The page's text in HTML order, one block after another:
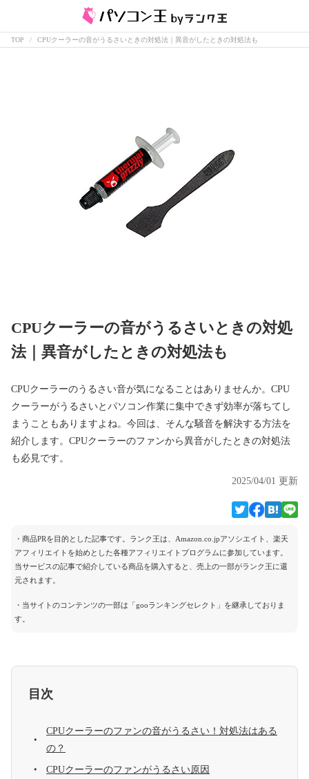
TOP CPUクーラーの音がうるさいときの対処法｜異音がしたときの対処法も
CPUクーラーの音がうるさいときの対処
法｜異音がしたときの対処法も
CPUクーラーのうるさい音が気になることはありませんか。CPU
クーラーがうるさいとパソコン作業に集中できず効率が落ちてし
まうこともありますよね。今回は、そんな騒音を解決する方法を
紹介します。CPUクーラーのファンから異音がしたときの対処法
も必見です。
2025/04/01 更新
・商品PRを目的とした記事です。ランク王は、Amazon.co.jpアソシエイト、楽天
アフィリエイトを始めとした各種アフィリエイトプログラムに参加しています。
当サービスの記事で紹介している商品を購入すると、売上の一部がランク王に還
元されます。
・当サイトのコンテンツの一部は「gooランキングセレクト」を継承しておりま
す。
目次
CPUクーラーのファンの音がうるさい！対処法はある
の？
CPUクーラーのファンがうるさい原因